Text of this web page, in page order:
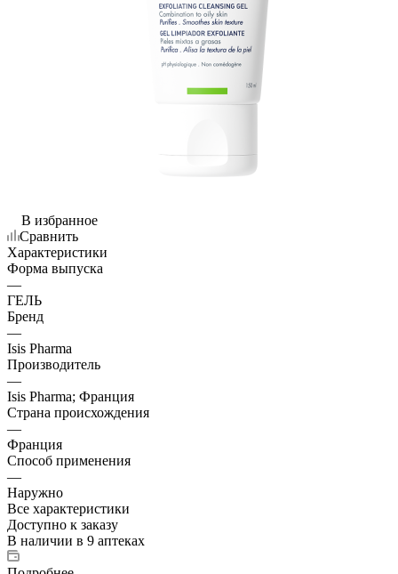
В избранное
Сравнить
Характеристики
Форма выпуска
—
ГЕЛЬ
Бренд
—
Isis Pharma
Производитель
—
Isis Pharma; Франция
Страна происхождения
—
Франция
Способ применения
—
Наружно
Все характеристики
Доступно к заказу
В наличии в 9 аптеках